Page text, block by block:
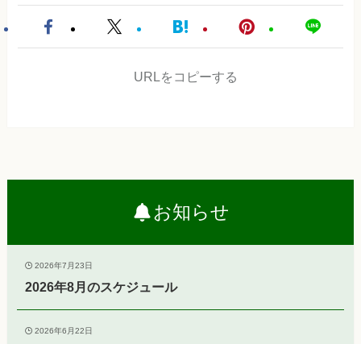
URLをコピーする
お知らせ
2026年7月23日
2026年8月のスケジュール
2026年6月22日